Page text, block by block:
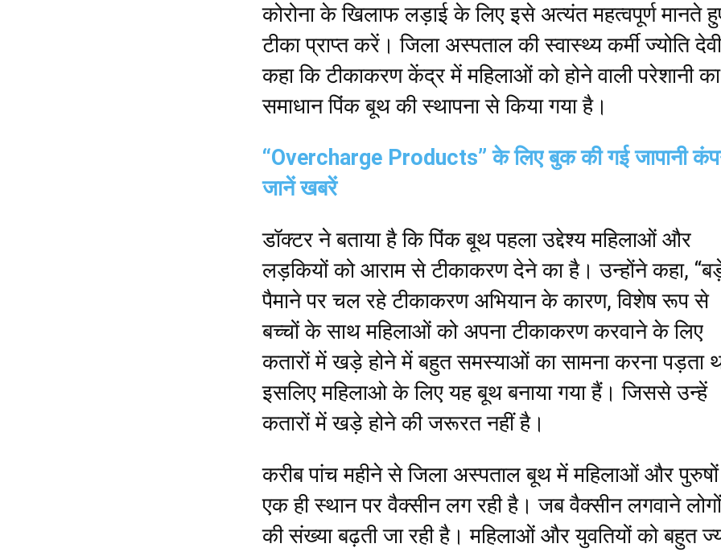
कोरोना के खिलाफ लड़ाई के लिए इसे अत्यंत महत्वपूर्ण मानते
टीका प्राप्त करें। जिला अस्पताल की स्वास्थ्य कर्मी ज्योति
कहा कि टीकाकरण केंद्र में महिलाओं को होने वाली परेशानी का
समाधान पिंक बूथ की स्थापना से किया गया है।
“Overcharge Products” के लिए बुक की गई जापानी
जानें खबरें
डॉक्टर ने बताया है कि पिंक बूथ पहला उद्देश्य महिलाओं और
लड़कियों को आराम से टीकाकरण देने का है। उन्होंने कहा,
पैमाने पर चल रहे टीकाकरण अभियान के कारण, विशेष रूप से
बच्चों के साथ महिलाओं को अपना टीकाकरण करवाने के लिए
कतारों में खड़े होने में बहुत समस्याओं का सामना करना पड़ता
इसलिए महिलाओ के लिए यह बूथ बनाया गया हैं। जिससे उन्हें
कतारों में खड़े होने की जरूरत नहीं है।
करीब पांच महीने से जिला अस्पताल बूथ में महिलाओं और
एक ही स्थान पर वैक्सीन लग रही है। जब वैक्सीन लगवाने लोगों
की संख्या बढ़ती जा रही है। महिलाओं और युवतियों को बहुत